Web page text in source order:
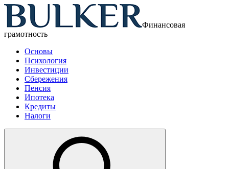
Финансовая
грамотность
Основы
Психология
Инвестиции
Сбережения
Пенсия
Ипотека
Кредиты
Налоги